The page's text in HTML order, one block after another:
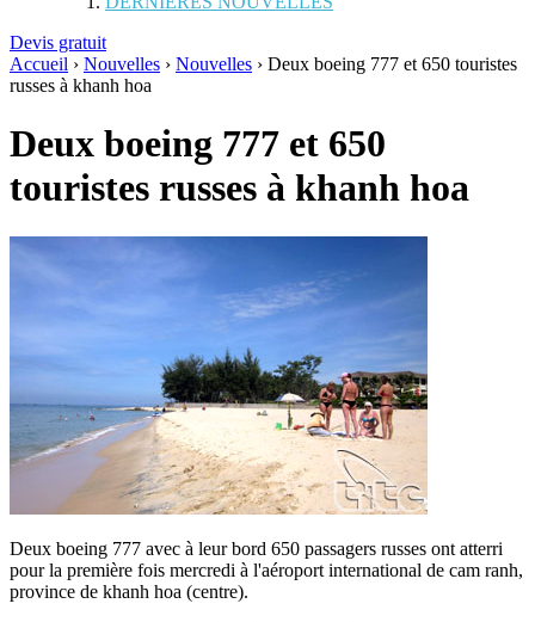
Devis gratuit
Accueil › Nouvelles › Nouvelles › Deux boeing 777 et 650 touristes
russes à khanh hoa
Deux boeing 777 et 650
touristes russes à khanh hoa
Deux boeing 777 avec à leur bord 650 passagers russes ont atterri
pour la première fois mercredi à l'aéroport international de cam ranh,
province de khanh hoa (centre).